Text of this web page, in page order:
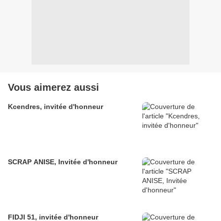
Vous aimerez aussi
Kcendres, invitée d'honneur
SCRAP ANISE, Invitée d'honneur
FIDJI 51, invitée d'honneur